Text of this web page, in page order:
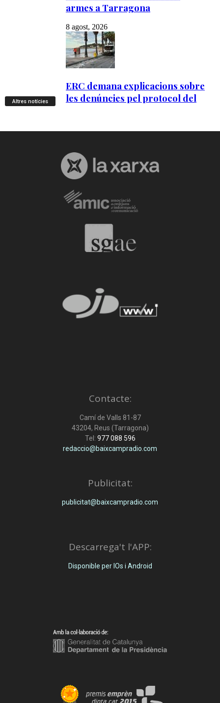
Altres notícies
Contacte:
Camí de Valls 81-87
43204, Reus (Tarragona)
Tel: 977 088 596
redaccio@baixcampradio.com
Publicitat:
publicitat@baixcampradio.com
Descarrega't l'APP:
Disponible per IOs i Android